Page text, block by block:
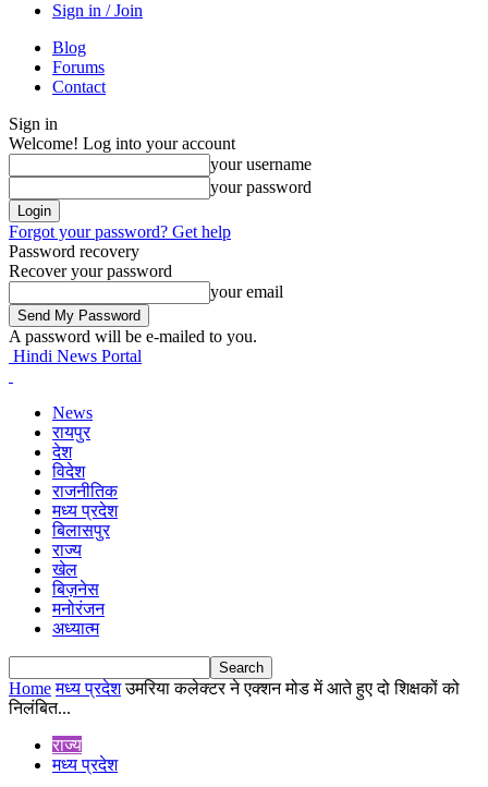
Sign in / Join
Blog
Forums
Contact
Sign in
Welcome! Log into your account
your username
your password
Forgot your password? Get help
Password recovery
Recover your password
your email
A password will be e-mailed to you.
Hindi News Portal
News
रायपुर
देश
विदेश
राजनीतिक
मध्य प्रदेश
बिलासपुर
राज्य
खेल
बिज़नेस
मनोरंजन
अध्यात्म
Home मध्य प्रदेश उमरिया कलेक्टर ने एक्शन मोड में आते हुए दो शिक्षकों को
निलंबित...
राज्य
मध्य प्रदेश